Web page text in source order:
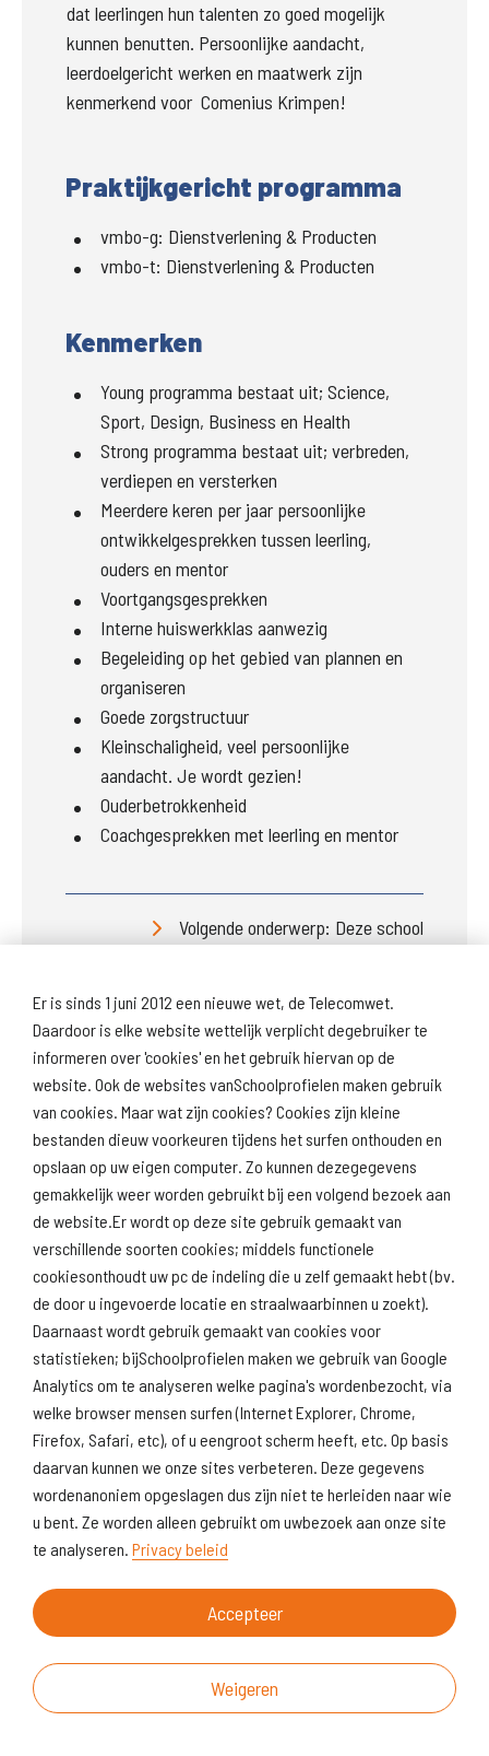
Er is sinds 1 juni 2012 een nieuwe wet, de Telecomwet.
Daardoor is elke website wettelijk verplicht degebruiker te
informeren over 'cookies' en het gebruik hiervan op de
website. Ook de websites vanSchoolprofielen maken gebruik
van cookies. Maar wat zijn cookies? Cookies zijn kleine
bestanden dieuw voorkeuren tijdens het surfen onthouden en
opslaan op uw eigen computer. Zo kunnen dezegegevens
gemakkelijk weer worden gebruikt bij een volgend bezoek aan
de website.Er wordt op deze site gebruik gemaakt van
verschillende soorten cookies; middels functionele
cookiesonthoudt uw pc de indeling die u zelf gemaakt hebt (bv.
de door u ingevoerde locatie en straalwaarbinnen u zoekt).
Daarnaast wordt gebruik gemaakt van cookies voor
statistieken; bijSchoolprofielen maken we gebruik van Google
Analytics om te analyseren welke pagina's wordenbezocht, via
welke browser mensen surfen (Internet Explorer, Chrome,
Firefox, Safari, etc), of u eengroot scherm heeft, etc. Op basis
daarvan kunnen we onze sites verbeteren. Deze gegevens
wordenanoniem opgeslagen dus zijn niet te herleiden naar wie
u bent. Ze worden alleen gebruikt om uwbezoek aan onze site
te analyseren. Privacy beleid
Accepteer
Weigeren
dat leerlingen hun talenten zo goed mogelijk
kunnen benutten. Persoonlijke aandacht,
leerdoelgericht werken en maatwerk zijn
kenmerkend voor  Comenius Krimpen!
Praktijkgericht programma
vmbo-g: Dienstverlening & Producten
vmbo-t: Dienstverlening & Producten
Kenmerken
Young programma bestaat uit; Science,
Sport, Design, Business en Health
Strong programma bestaat uit; verbreden,
verdiepen en versterken
Meerdere keren per jaar persoonlijke
ontwikkelgesprekken tussen leerling,
ouders en mentor
Voortgangsgesprekken
Interne huiswerkklas aanwezig
Begeleiding op het gebied van plannen en
organiseren
Goede zorgstructuur
Kleinschaligheid, veel persoonlijke
aandacht. Je wordt gezien!
Ouderbetrokkenheid
Coachgesprekken met leerling en mentor
Volgende onderwerp: Deze school
Download
schoolprofiel
Naar
schoolresultaten
Naar scholenopdekaart.nl